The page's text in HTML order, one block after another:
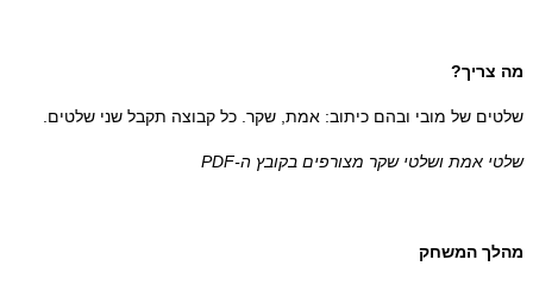
צריך?
של מובי ובהם כיתוב: אמת, שקר. כל קבוצה תקבל שני שלטים.
אמת ושלטי שקר מצורפים בקובץ ה- PDF
המשחק